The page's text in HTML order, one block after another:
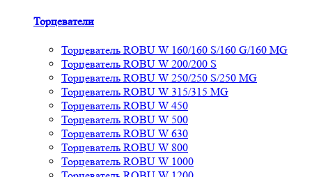
Торцеватели
Торцеватель ROBU W 160/160 S/160 G/160 MG
Торцеватель ROBU W 200/200 S
Торцеватель ROBU W 250/250 S/250 MG
Торцеватель ROBU W 315/315 MG
Торцеватель ROBU W 450
Торцеватель ROBU W 500
Торцеватель ROBU W 630
Торцеватель ROBU W 800
Торцеватель ROBU W 1000